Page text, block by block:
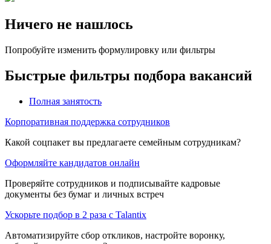
Ничего не нашлось
Попробуйте изменить формулировку или фильтры
Быстрые фильтры подбора вакансий
Полная занятость
Корпоративная поддержка сотрудников
Какой соцпакет вы предлагаете семейным сотрудникам?
Оформляйте кандидатов онлайн
Проверяйте сотрудников и подписывайте кадровые
документы без бумаг и личных встреч
Ускорьте подбор в 2 раза с Talantix
Автоматизируйте сбор откликов, настройте воронку,